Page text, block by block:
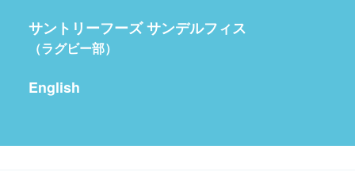
サントリーフーズ サンデルフィス
（ラグビー部）
English